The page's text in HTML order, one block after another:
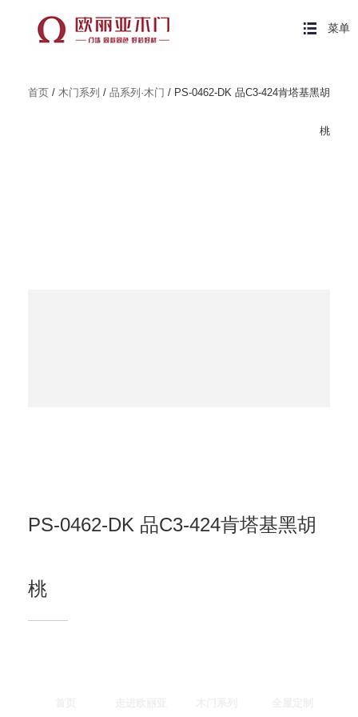
菜单
首页 /木门系列 /品系列·木门 / PS-0462-DK 品C3-424肯塔基黑胡
桃
PS-0462-DK 品C3-424肯塔基黑胡
桃